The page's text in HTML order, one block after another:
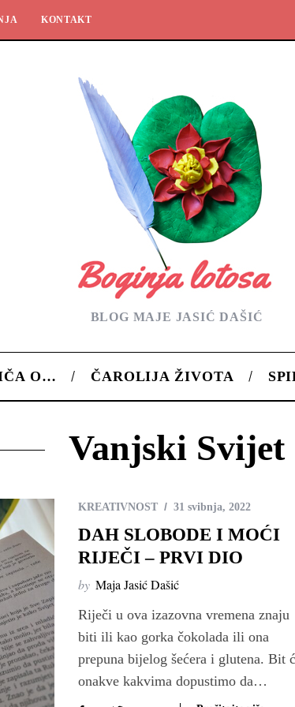
KONTAKT
BLOG MAJE JASIĆ DAŠIĆ
O… ČAROLIJA ŽIVOTA
Vanjski Svijet
KREATIVNOST 31 svibnja, 2022
DAH SLOBODE I MOĆI
RIJEČI – PRVI DIO
by Maja Jasić Dašić
Riječi u ova izazovna vremena znaju
biti ili kao gorka čokolada ili ona
prepuna bijelog šećera i glutena. Bit
onakve kakvima dopustimo da…